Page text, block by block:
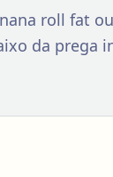
roll fat
da prega